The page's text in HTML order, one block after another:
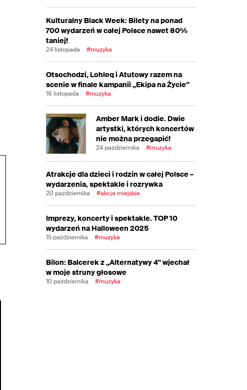
Kulturalny Black Week: Bilety na ponad
700 wydarzeń w całej Polsce nawet 80%
taniej!
24 listopada #muzyka
Otsochodzi, Lohleq i Atutowy razem na
scenie w finale kampanii „Ekipa na Życie”
18 listopada #muzyka
Amber Mark i dodie. Dwie
artystki, których koncertów
nie można przegapić!
24 października #muzyka
Atrakcje dla dzieci i rodzin w całej Polsce –
wydarzenia, spektakle i rozrywka
20 października #akcje miejskie
Imprezy, koncerty i spektakle. TOP 10
wydarzeń na Halloween 2025
15 października #muzyka
Bilon: Balcerek z „Alternatywy 4” wjechał
w moje struny głosowe
10 października #muzyka